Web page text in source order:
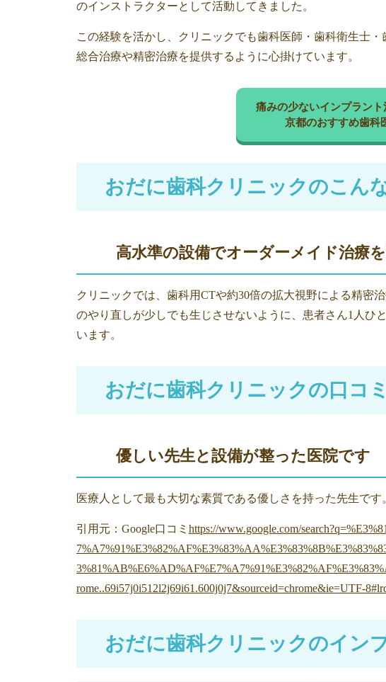
のインストラクターとして活動してきました。
この経験を活かし、クリニックでも歯科医師・歯科衛生士
総合治療や精密治療を提供するように心掛けています。
痛みの少ないインプラント
京都のおすすめ歯科
おだに歯科クリニックのこん
高水準の設備でオーダーメイド治療
クリニックでは、歯科用CTや約30倍の拡大視野による精密
のやり直しが少しでも生じさせないように、患者さん1人ひ
います。
おだに歯科クリニックの口コ
優しい先生と設備が整った医院です
医療人として最も大切な素質である優しさを持った先生です
引用元：Google口コミ https://www.google.com/
rome..69i57j0i512l2j69i61.600j0j7&sourceid=chrome&ie=UTF-
おだに歯科クリニックのイン